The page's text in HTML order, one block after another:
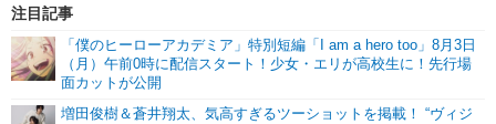
注目記事
「僕のヒーローアカデミア」特別短編「I am a hero too」8月3日
（月）午前0時に配信スタート！少女・エリが高校生に！先行場
面カットが公開
増田俊樹＆蒼井翔太、気高すぎるツーショットを掲載！ “ヴィジ